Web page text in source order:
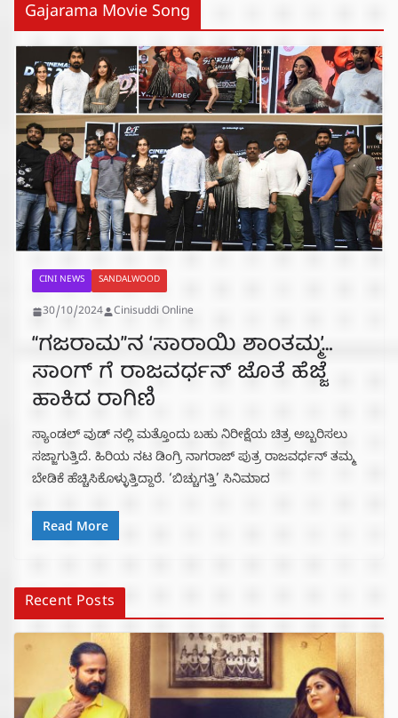
Gajarama Movie Song
CINI NEWS SANDALWOOD
30/10/2024 Cinisuddi Online
“ಗಜರಾಮ”ನ ‘ಸಾರಾಯಿ ಶಾಂತಮ್ಮ’…
ಸಾಂಗ್ ಗೆ ರಾಜವರ್ಧನ್ ಜೊತೆ ಹೆಜ್ಜೆ
ಹಾಕಿದ ರಾಗಿಣಿ
ಸ್ಯಾಂಡಲ್ ವುಡ್ ನಲ್ಲಿ ಮತ್ತೊಂದು ಬಹು ನಿರೀಕ್ಷೆಯ ಚಿತ್ರ ಅಬ್ಬರಿಸಲು
ಸಜ್ಜಾಗುತ್ತಿದೆ. ಹಿರಿಯ ನಟ ಡಿಂಗ್ರಿ ನಾಗರಾಜ್ ಪುತ್ರ ರಾಜವರ್ಧನ್ ತಮ್ಮ
ಬೇಡಿಕೆ ಹೆಚ್ಚಿಸಿಕೊಳ್ಳುತ್ತಿದ್ದಾರೆ. ‘ಬಿಚ್ಚುಗತ್ತಿ’ ಸಿನಿಮಾದ
Read More
Recent Posts